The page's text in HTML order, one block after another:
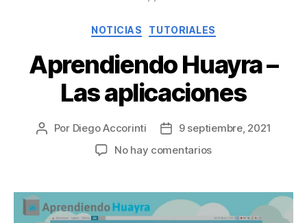
NOTICIAS TUTORIALES
Aprendiendo Huayra –
Las aplicaciones
Por Diego Accorinti
9 septiembre, 2021
No hay comentarios